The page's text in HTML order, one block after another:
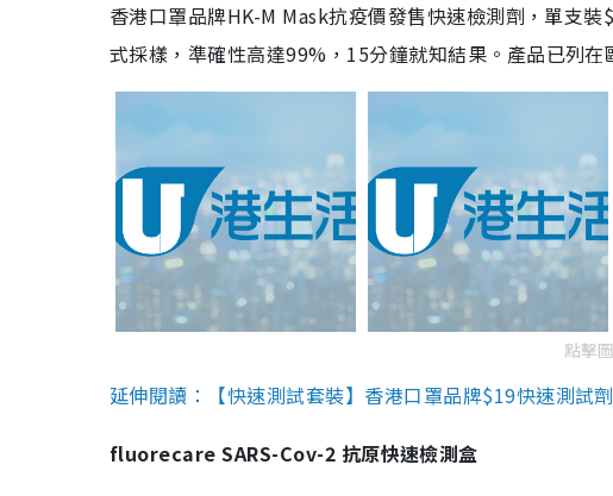
香港口罩品牌HK-M Mask抗疫價發售快速檢測劑，單支
式採樣，準確性高達99%，15分鐘就知結果。產品已列
點擊
延伸閱讀：【快速測試套裝】香港口罩品牌$19快速測試
fluorecare SARS-Cov-2 抗原快速檢測盒